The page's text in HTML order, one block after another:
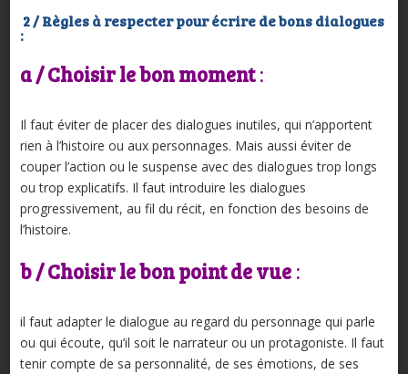
2 / Règles à respecter pour écrire de bons dialogues
:
a / Choisir le bon moment:
Il faut éviter de placer des dialogues inutiles, qui n’apportent
rien à l’histoire ou aux personnages. Mais aussi éviter de
couper l’action ou le suspense avec des dialogues trop longs
ou trop explicatifs. Il faut introduire les dialogues
progressivement, au fil du récit, en fonction des besoins de
l’histoire.
b / Choisir le bon point de vue:
il faut adapter le dialogue au regard du personnage qui parle
ou qui écoute, qu’il soit le narrateur ou un protagoniste. Il faut
tenir compte de sa personnalité, de ses émotions, de ses